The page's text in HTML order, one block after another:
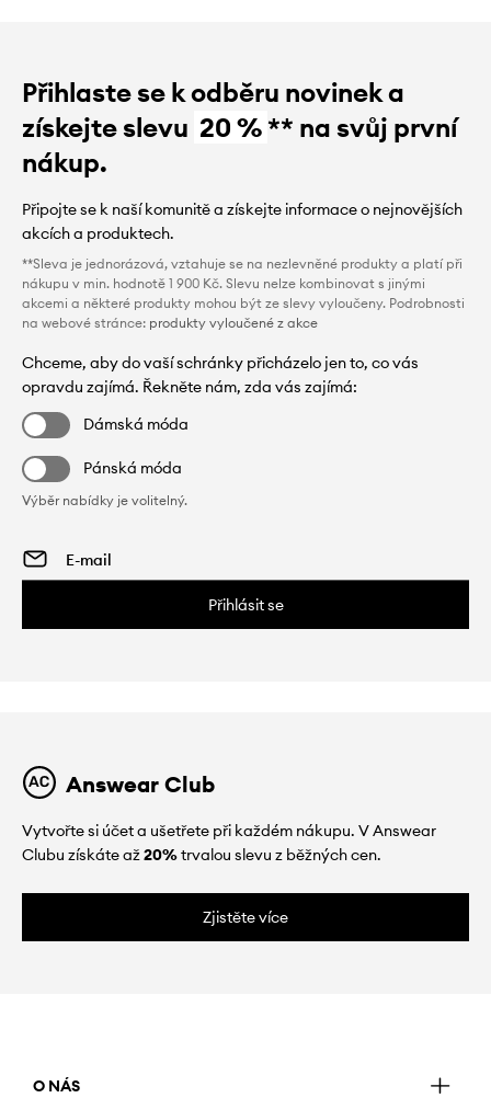
Přihlaste se k odběru novinek a
získejte slevu 20 %** na svůj první
nákup.
Připojte se k naší komunitě a získejte informace o nejnovějších
akcích a produktech.
**Sleva je jednorázová, vztahuje se na nezlevněné produkty a platí při
nákupu v min. hodnotě 1 900 Kč. Slevu nelze kombinovat s jinými
akcemi a některé produkty mohou být ze slevy vyloučeny. Podrobnosti
na webové stránce: produkty vyloučené z akce
Chceme, aby do vaší schránky přicházelo jen to, co vás
opravdu zajímá. Řekněte nám, zda vás zajímá:
Dámská móda
Pánská móda
Výběr nabídky je volitelný.
Přihlásit se
Answear Club
Vytvořte si účet a ušetřete při každém nákupu. V Answear
Clubu získáte až20%trvalou slevu z běžných cen.
Zjistěte více
O NÁS